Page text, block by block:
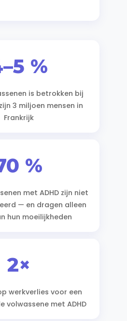
%
is betrokken bij
3 miljoen mensen in
Frankrijk
%
met ADHD zijn niet
— en dragen alleen
hun moeilijkheden
2×
werkverlies voor een
volwassene met ADHD